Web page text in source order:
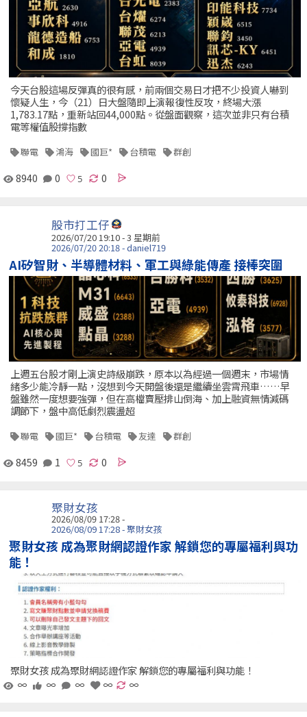
今天台股這場反彈真的很有感，前兩個交易日才把不少投資人嚇到
懷疑人生，今（21）日大盤隨即上演報復性反攻，終場大漲
1,783.17點，重新站回44,000點。從盤面觀察，這次並非只有台積
電等權值股撐指數
聯電 鴻海 國巨* 台積電 群創
8940 0 0
股市打工仔
2026/07/20 19:10 - 3 星期前
2026/07/20 20:18 - daniel719
AI矽智財、半導體材料、軍工與綠能傳產 接棒突圍
上週五台股才剛上演史詩級崩跌，原本以為經過一個週末，市場情
緒多少能冷靜一點，沒想到今天開盤後還是繼續坐雲霄飛車……早
盤雖然一度想要強彈，但在高檔賣壓排山倒海、加上融資無情減碼
調節下，盤中高低劇烈震盪超
聯電 國巨* 台積電 友達 群創
8459 1 0
聚財女孩
2026/08/09 17:28 -
2026/08/09 17:28 - 聚財女孩
聚財女孩 成為聚財網認證作家 解鎖您的專屬福利與功
能！
聚財女孩 成為聚財網認證作家 解鎖您的專屬福利與功能！
∞
∞ ∞ ∞ ∞